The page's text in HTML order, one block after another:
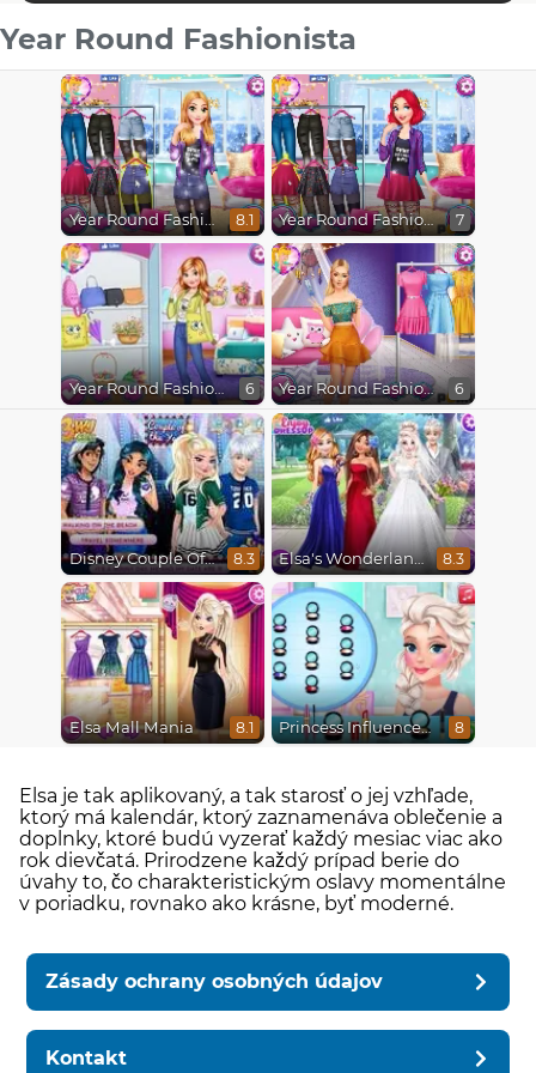
Year Round Fashionista
Year Round Fashionista Rapunzel 8.1 Year Round Fashionista Ariel 7
Year Round Fashionista Anna 6 Year Round Fashionista Gigi Hadid 6
Disney Couple Of The Year 8.3 Elsa's Wonderland Wedding 8.3
Elsa Mall Mania 8.1 Princess Influencer Winter Wonderland 8
Elsa je tak aplikovaný, a tak starosť o jej vzhľade,
ktorý má kalendár, ktorý zaznamenáva oblečenie a
doplnky, ktoré budú vyzerať každý mesiac viac ako
rok dievčatá. Prirodzene každý prípad berie do
úvahy to, čo charakteristickým oslavy momentálne
v poriadku, rovnako ako krásne, byť moderné.
Zásady ochrany osobných údajov
Kontakt